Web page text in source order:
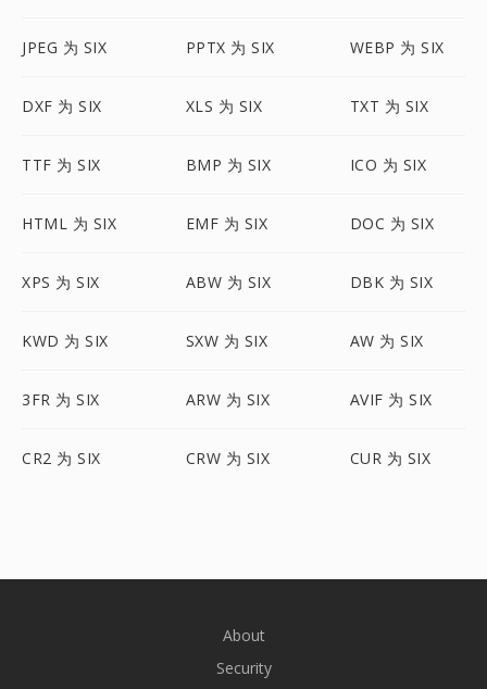
JPEG 为 SIX PPTX 为 SIX WEBP 为 SIX
DXF 为 SIX XLS 为 SIX TXT 为 SIX
TTF 为 SIX BMP 为 SIX ICO 为 SIX
HTML 为 SIX EMF 为 SIX DOC 为 SIX
XPS 为 SIX ABW 为 SIX DBK 为 SIX
KWD 为 SIX SXW 为 SIX AW 为 SIX
3FR 为 SIX ARW 为 SIX AVIF 为 SIX
CR2 为 SIX CRW 为 SIX CUR 为 SIX
About
Security